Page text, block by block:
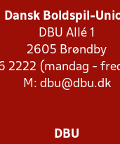
Dansk Boldspil-
DBU Allé 1
2605 Brøndby
2222 (mandag -
M: dbu@dbu.dk
DBU